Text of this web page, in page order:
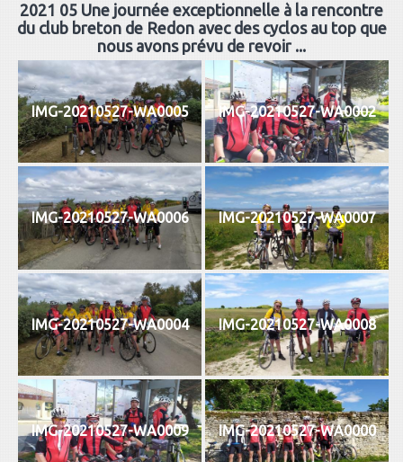
2021 05 Une journée exceptionnelle à la rencontre
du club breton de Redon avec des cyclos au top que
nous avons prévu de revoir ...
IMG-20210527-WA0005 IMG-20210527-WA0002
IMG-20210527-WA0006 IMG-20210527-WA0007
IMG-20210527-WA0004 IMG-20210527-WA0008
IMG-20210527-WA0009 IMG-20210527-WA0000